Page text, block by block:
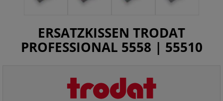
ERSATZKISSEN TRODAT
PROFESSIONAL 5558 | 55510